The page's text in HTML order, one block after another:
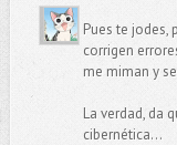
Pues te jodes,
corrigen
me miman y
La verdad, da
cibernética...